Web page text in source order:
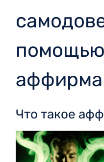
помощью
Что такое